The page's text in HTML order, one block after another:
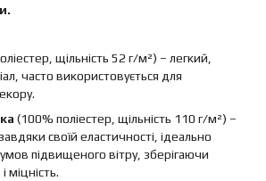
щільність 52 г/м²) – легкий,
часто використовується для
(100% поліестер, щільність 110 г/м²) –
своїй еластичності, ідеально
підвищеного вітру, зберігаючи
міцність.